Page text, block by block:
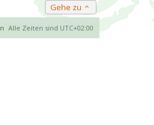
Gehe zu
Alle Zeiten sind UTC+02:00